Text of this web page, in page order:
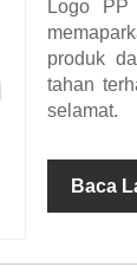
Logo
produk
tahan
selamat.
Baca